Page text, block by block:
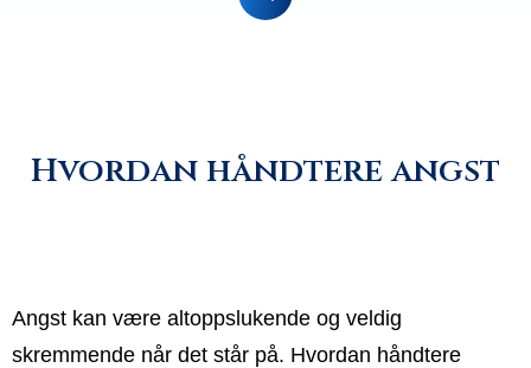
Hvordan håndtere angst
Angst kan være altoppslukende og veldig
skremmende når det står på. Hvordan håndtere